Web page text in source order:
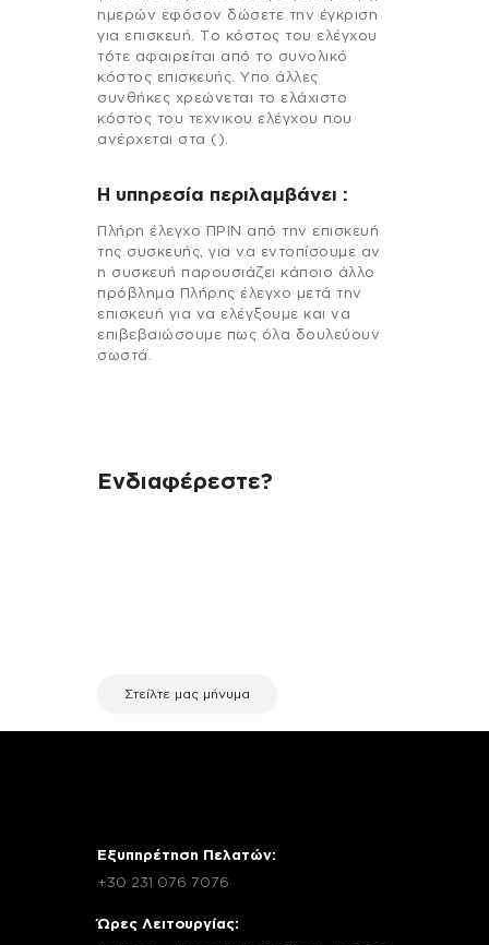
ημερών εφόσον δώσετε την έγκριση
για επισκευή. Το κόστος του ελέγχου
τότε αφαιρείται από το συνολικό
κόστος επισκευής. Υπο άλλες
συνθήκες χρεώνεται το ελάχιστο
κόστος του τεχνικου ελέγχου που
ανέρχεται στα ().
H υπηρεσία περιλαμβάνει :
Πλήρη έλεγχο ΠΡΙΝ από την επισκευή
της συσκευής, για να εντοπίσουμε αν
η συσκευή παρουσιάζει κάποιο άλλο
πρόβλημα Πλήρης έλεγχο μετά την
επισκευή για να ελέγξουμε και να
επιβεβαιώσουμε πως όλα δουλεύουν
σωστά.
Ενδιαφέρεστε?
Στείλτε μας μήνυμα
Εξυπηρέτηση Πελατών:
+30 231 076 7076
Ώρες Λειτουργίας: